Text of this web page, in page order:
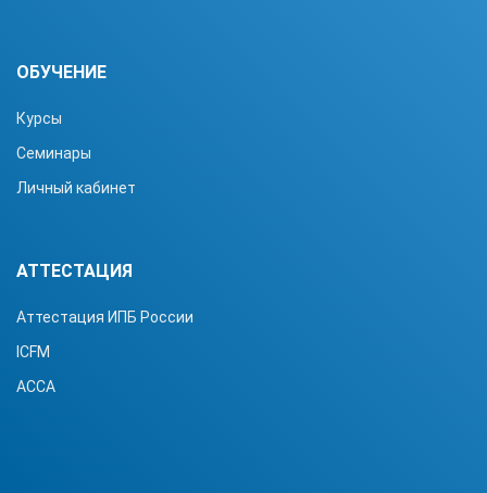
ОБУЧЕНИЕ
Курсы
Семинары
Личный кабинет
АТТЕСТАЦИЯ
Аттестация ИПБ России
ICFM
ACCA